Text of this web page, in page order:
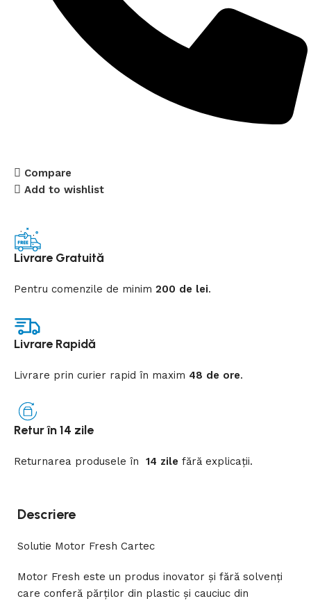
Compare
Add to wishlist
Livrare Gratuită
Pentru comenzile de minim200 de lei.
Livrare Rapidă
Livrare prin curier rapidîn maxim 48 de ore.
Retur în 14 zile
Returnarea produseleîn 14 zile fără explicații.
Descriere
Solutie Motor Fresh Cartec
Motor Fresh este un produs inovator și fără solvenți
care conferă părților din plastic și cauciuc din